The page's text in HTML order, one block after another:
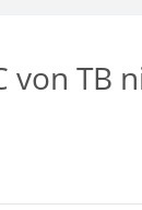
von TB